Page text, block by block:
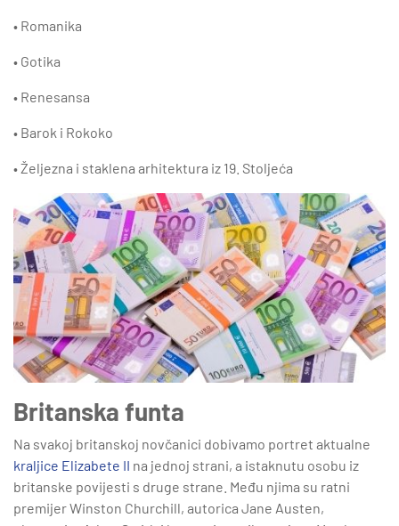
• Romanika
• Gotika
• Renesansa
• Barok i Rokoko
• Željezna i staklena arhitektura iz 19. Stoljeća
Britanska funta
Na svakoj britanskoj novčanici dobivamo portret aktualne
kraljice Elizabete II na jednoj strani, a istaknutu osobu iz
britanske povijesti s druge strane. Među njima su ratni
premijer Winston Churchill, autorica Jane Austen,